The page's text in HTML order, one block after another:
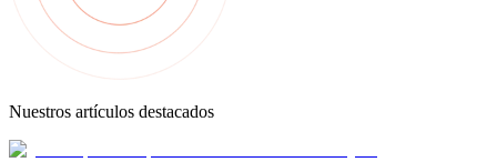
Nuestros artículos destacados